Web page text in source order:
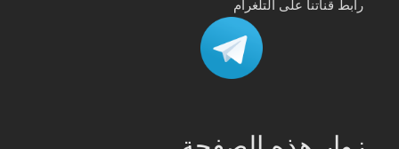
رابط قناتنا على التلغرام